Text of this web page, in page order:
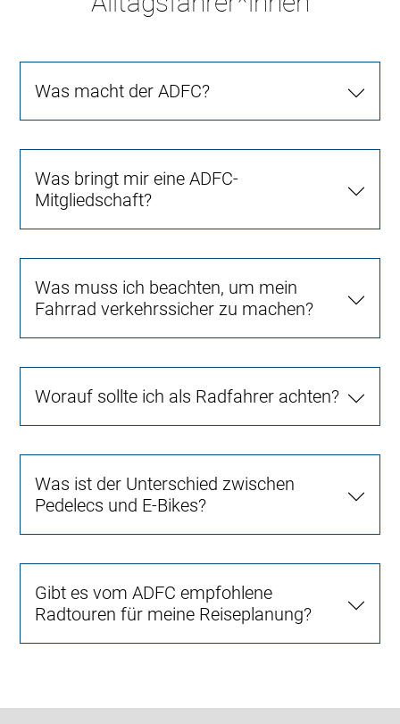
Was macht der ADFC?
Was bringt mir eine ADFC-
Mitgliedschaft?
Was muss ich beachten, um mein
Fahrrad verkehrssicher zu machen?
Worauf sollte ich als Radfahrer achten?
Was ist der Unterschied zwischen
Pedelecs und E-Bikes?
Gibt es vom ADFC empfohlene
Radtouren für meine Reiseplanung?